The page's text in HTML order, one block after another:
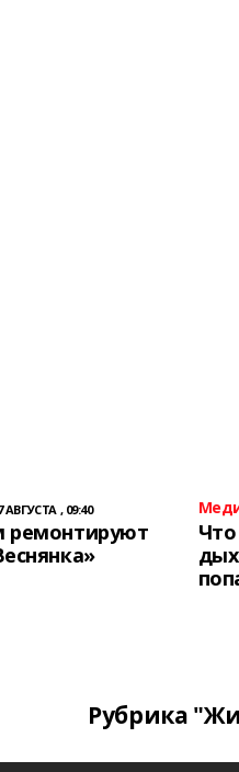
АВГУСТА , 09:40
ремонтируют
Рубрика